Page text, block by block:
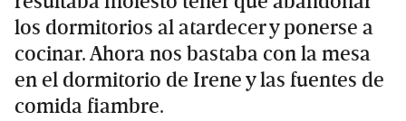
los dormitorios al atardecer y ponerse a
cocinar. Ahora nos bastaba con la mesa
en el dormitorio de Irene y las fuentes de
comida fiambre.